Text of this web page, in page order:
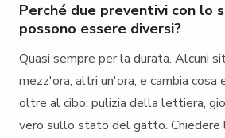
Perché due preventivi con lo
possono essere diversi?
Quasi sempre per la durata. Alcuni
mezz'ora, altri un'ora, e cambia cosa
oltre al cibo: pulizia della lettiera,
vero sullo stato del gatto. Chiedere